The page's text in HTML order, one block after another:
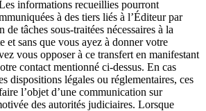
informations recueillies pourront
à des tiers liés à l’Éditeur par
tâches sous-traitées nécessaires à la
et sans que vous ayez à donner votre
vous opposer à ce transfert en manifestant
contact mentionné ci-dessus. En cas
dispositions légales ou réglementaires, ces
l’objet d’une communication sur
des autorités judiciaires. Lorsque